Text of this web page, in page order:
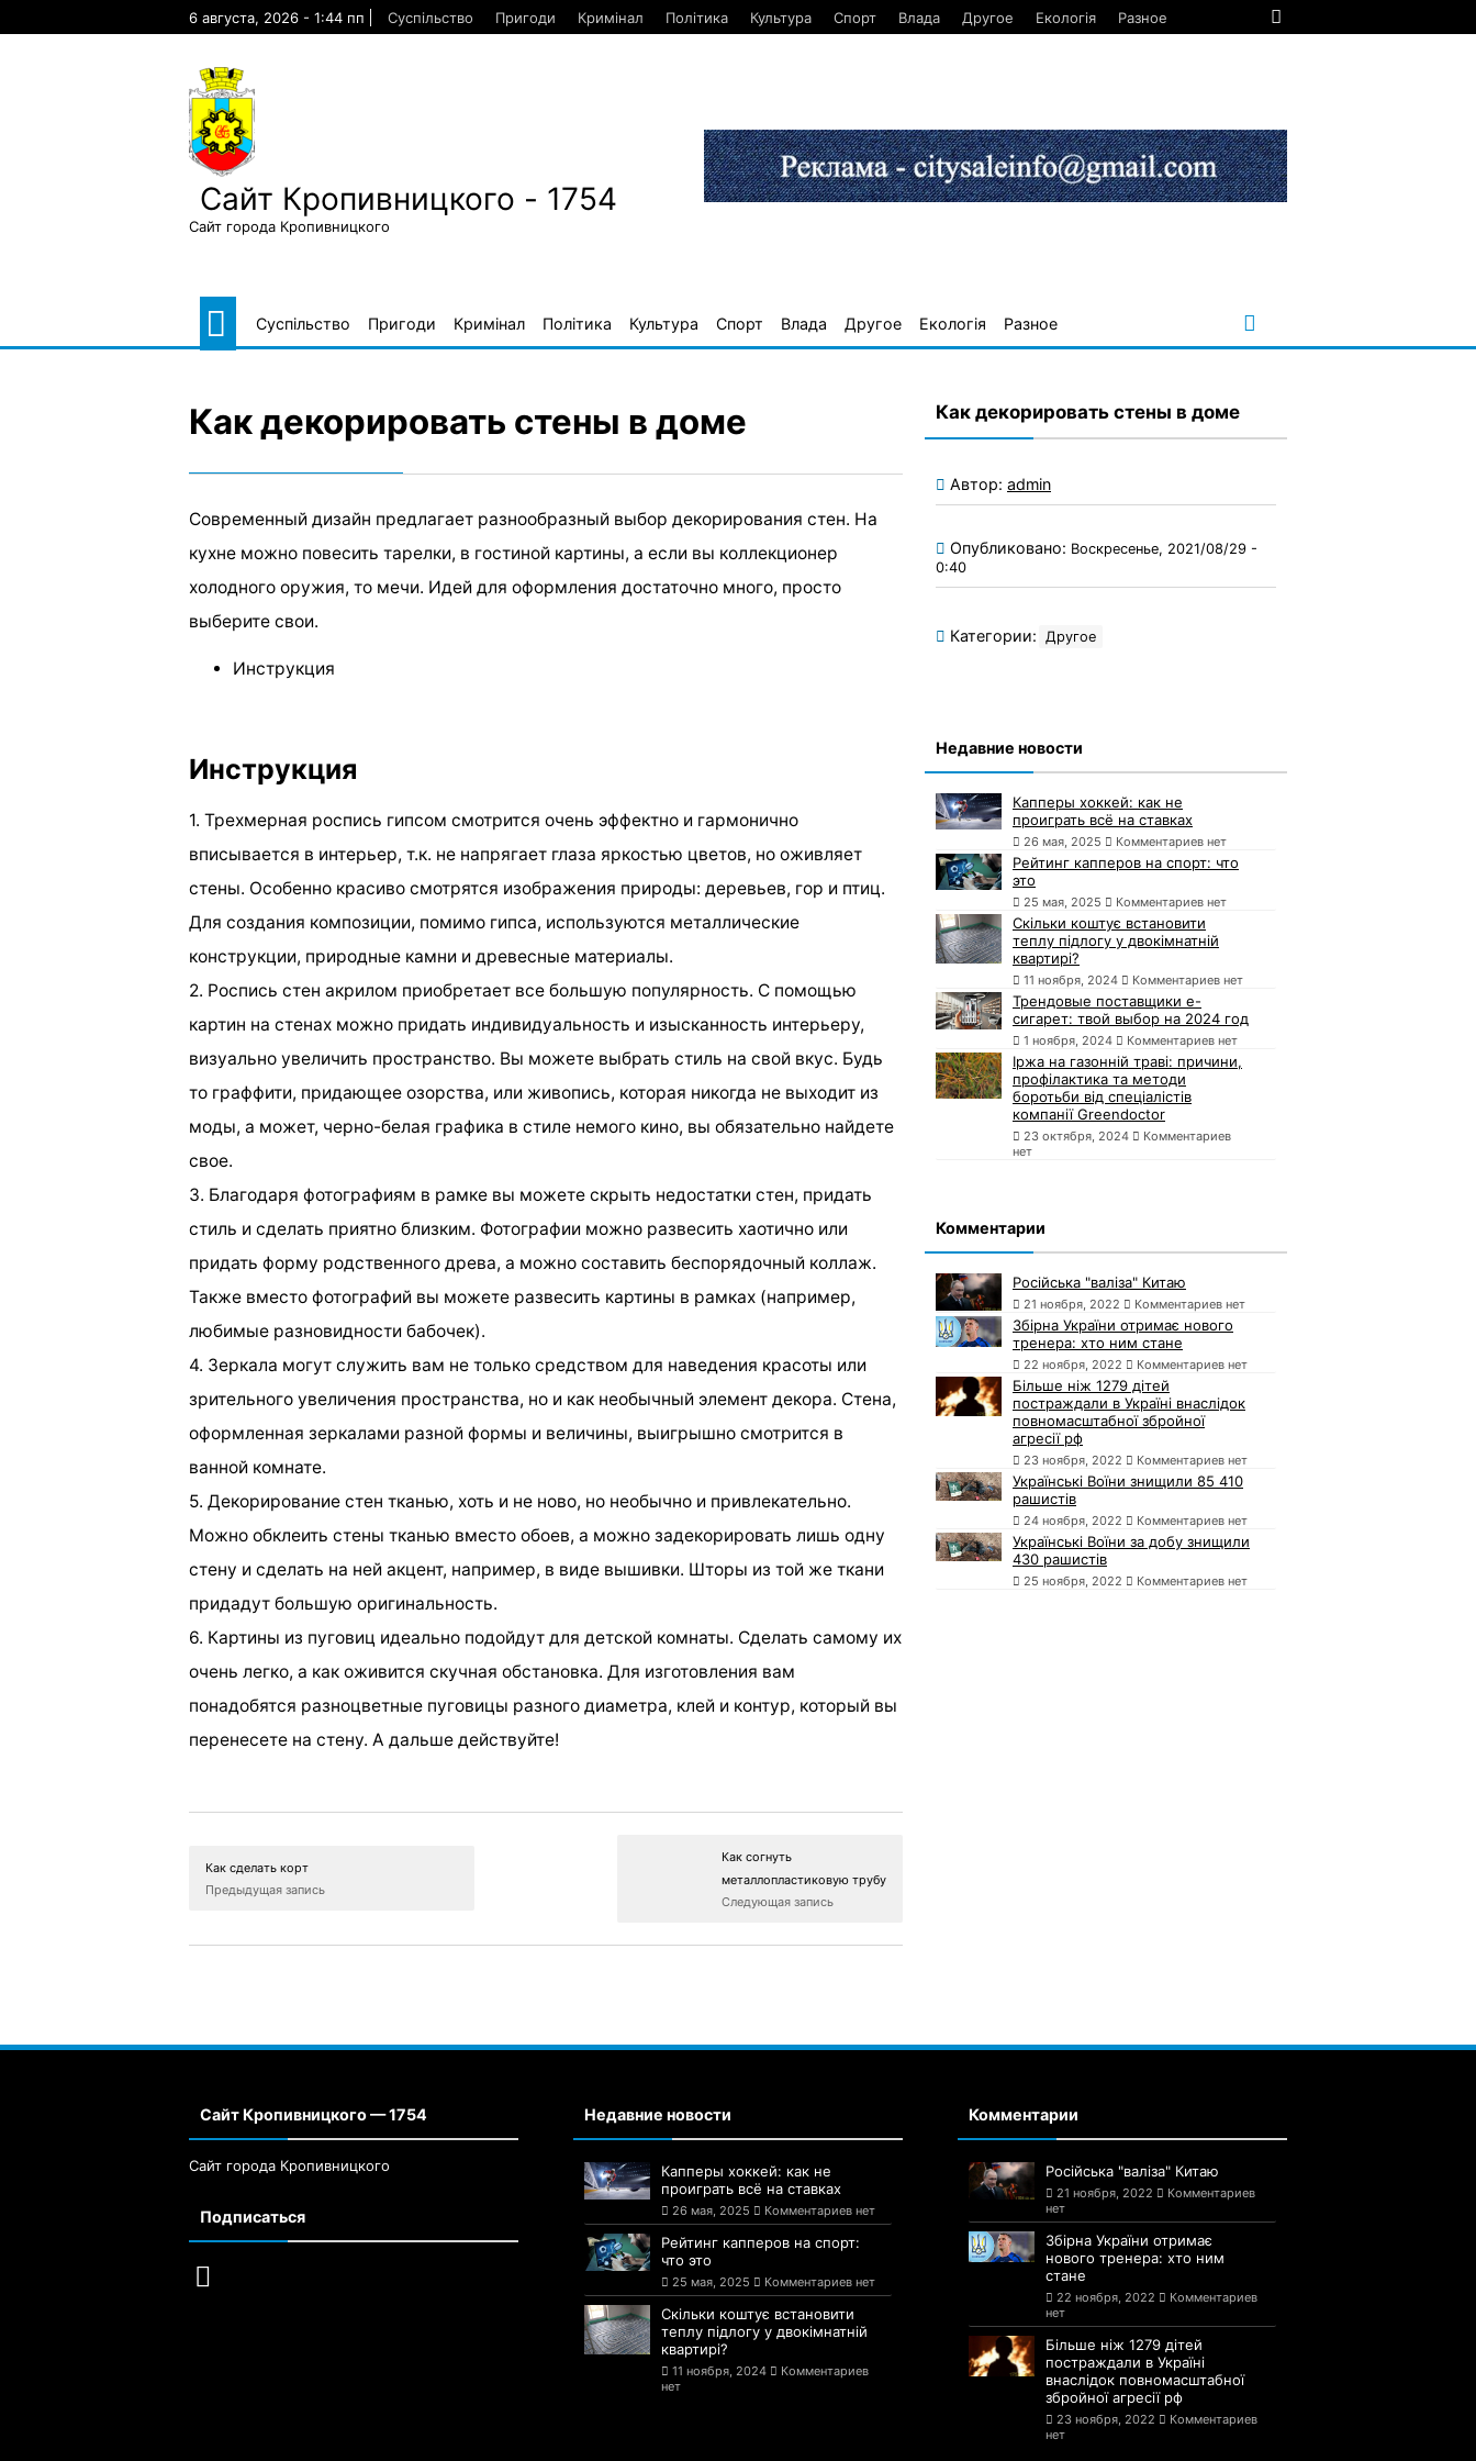
6 августа, 2026 - 1:44 пп Суспільство Пригоди Кримінал Політика Культура Спорт Влада Другое Екологія Разное
Сайт Кропивницкого - 1754
Сайт города Кропивницкого
Суспільство Пригоди Кримінал Політика Культура Спорт Влада Другое Екологія Разное
Как декорировать стены в доме
Современный дизайн предлагает разнообразный выбор декорирования стен. На
кухне можно повесить тарелки, в гостиной картины, а если вы коллекционер
холодного оружия, то мечи. Идей для оформления достаточно много, просто
выберите свои.
Инструкция
Инструкция
1. Трехмерная роспись гипсом смотрится очень эффектно и гармонично
вписывается в интерьер, т.к. не напрягает глаза яркостью цветов, но оживляет
стены. Особенно красиво смотрятся изображения природы: деревьев, гор и птиц.
Для создания композиции, помимо гипса, используются металлические
конструкции, природные камни и древесные материалы.
2. Роспись стен акрилом приобретает все большую популярность. С помощью
картин на стенах можно придать индивидуальность и изысканность интерьеру,
визуально увеличить пространство. Вы можете выбрать стиль на свой вкус. Будь
то граффити, придающее озорства, или живопись, которая никогда не выходит из
моды, а может, черно-белая графика в стиле немого кино, вы обязательно найдете
свое.
3. Благодаря фотографиям в рамке вы можете скрыть недостатки стен, придать
стиль и сделать приятно близким. Фотографии можно развесить хаотично или
придать форму родственного древа, а можно составить беспорядочный коллаж.
Также вместо фотографий вы можете развесить картины в рамках (например,
любимые разновидности бабочек).
4. Зеркала могут служить вам не только средством для наведения красоты или
зрительного увеличения пространства, но и как необычный элемент декора. Стена,
оформленная зеркалами разной формы и величины, выигрышно смотрится в
ванной комнате.
5. Декорирование стен тканью, хоть и не ново, но необычно и привлекательно.
Можно обклеить стены тканью вместо обоев, а можно задекорировать лишь одну
стену и сделать на ней акцент, например, в виде вышивки. Шторы из той же ткани
придадут большую оригинальность.
6. Картины из пуговиц идеально подойдут для детской комнаты. Сделать самому их
очень легко, а как оживится скучная обстановка. Для изготовления вам
понадобятся разноцветные пуговицы разного диаметра, клей и контур, который вы
перенесете на стену. А дальше действуйте!
Как сделать корт
Предыдущая запись
Как согнуть
металлопластиковую трубу
Следующая запись
Как декорировать стены в доме
Автор: admin
Опубликовано: Воскресенье, 2021/08/29 -
0:40
Категории: Другое
Недавние новости
Капперы хоккей: как не
проиграть всё на ставках
26 мая, 2025 Комментариев нет
Рейтинг капперов на спорт: что
это
25 мая, 2025 Комментариев нет
Скільки коштує встановити
теплу підлогу у двокімнатній
квартирі?
11 ноября, 2024 Комментариев нет
Трендовые поставщики e-
сигарет: твой выбор на 2024 год
1 ноября, 2024 Комментариев нет
Іржа на газонній траві: причини,
профілактика та методи
боротьби від спеціалістів
компанії Greendoctor
23 октября, 2024
Комментариев
нет
Комментарии
Російська "валіза" Китаю
21 ноября, 2022 Комментариев нет
Збірна України отримає нового
тренера: хто ним стане
22 ноября, 2022 Комментариев нет
Більше ніж 1279 дітей
постраждали в Україні внаслідок
повномасштабної збройної
агресії рф
23 ноября, 2022 Комментариев нет
Українські Воїни знищили 85 410
рашистів
24 ноября, 2022 Комментариев нет
Українські Воїни за добу знищили
430 рашистів
25 ноября, 2022 Комментариев нет
Сайт Кропивницкого — 1754
Сайт города Кропивницкого
Подписаться
Недавние новости
Капперы хоккей: как не
проиграть всё на ставках
26 мая, 2025 Комментариев нет
Рейтинг капперов на спорт:
что это
25 мая, 2025 Комментариев нет
Скільки коштує встановити
теплу підлогу у двокімнатній
квартирі?
11 ноября, 2024
Комментариев
нет
Комментарии
Російська "валіза" Китаю
21 ноября, 2022
Комментариев
нет
Збірна України отримає
нового тренера: хто ним
стане
22 ноября, 2022
Комментариев
нет
Більше ніж 1279 дітей
постраждали в Україні
внаслідок повномасштабної
збройної агресії рф
23 ноября, 2022
Комментариев
нет